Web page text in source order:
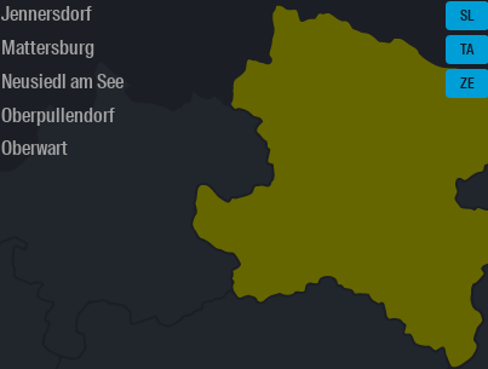
Jennersdorf
Mattersburg
Neusiedl am See
Oberpullendorf
Oberwart
SL
TA
ZE